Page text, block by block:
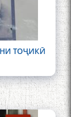
ТОҶИКӢ